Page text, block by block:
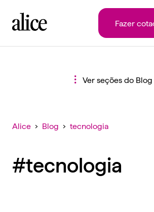
Fazer
Ver seções do Blog
Alice › Blog › tecnologia
#tecnologia